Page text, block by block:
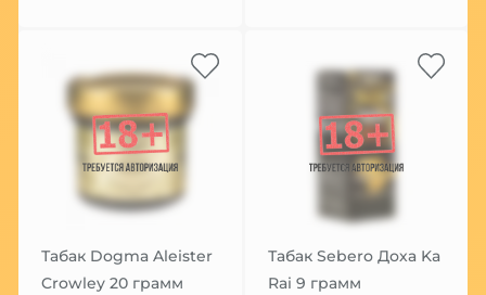
Табак Dogma Aleister
Crowley 20 грамм
Табак Sebero Доха Ka
Rai 9 грамм